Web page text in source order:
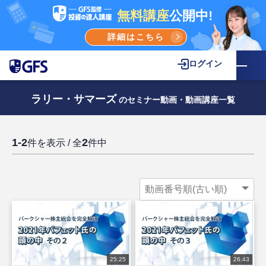
無料講座公開中!
詳細はこちら
ログイン
ラリー・サマーズ のセミナー動画・動画講座一覧
1-2件を表示 / 全2件中
25:25 26:43